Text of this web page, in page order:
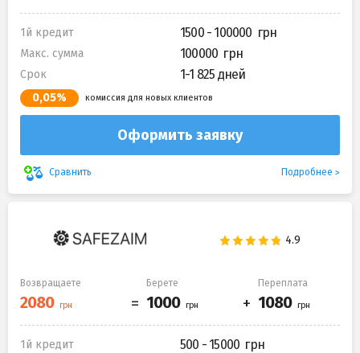
1й кредит 1500 - 100000
Макс. сумма 100000
Срок 1-1 825 дней
0,05% комиссия для новых клиентов
Оформить заявку
Сравнить Подробнее
Возвращаете Берете Переплата
1й кредит 500 - 15000